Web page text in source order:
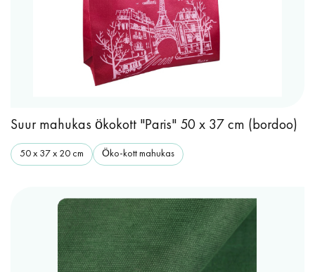
Suur mahukas ökokott "Paris" 50 x 37 cm (bordoo)
50 x 37 x 20 cm Öko-kott mahukas